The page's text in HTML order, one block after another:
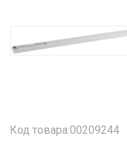
Код товара:00209244